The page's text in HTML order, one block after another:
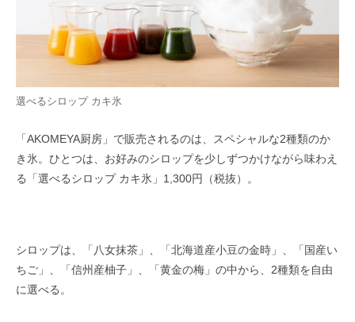
選べるシロップ カキ氷
「AKOMEYA厨房」で販売されるのは、スペシャルな2種類のか
き氷。ひとつは、お好みのシロップを少しずつかけながら味わえ
る「選べるシロップ カキ氷」1,300円（税抜）。
シロップは、「八女抹茶」、「北海道産小豆の金時」、「国産い
ちご」、「信州産柚子」、「黄金の梅」の中から、2種類を自由
に選べる。